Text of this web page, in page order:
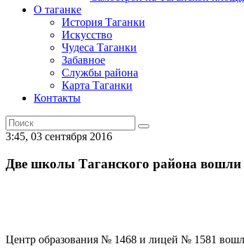
О таганке
История Таганки
Искусство
Чудеса Таганки
Забавное
Службы района
Карта Таганки
Контакты
3:45, 03 сентября 2016
Две школы Таганского района
Центр образования № 1468 и лицей № 1581